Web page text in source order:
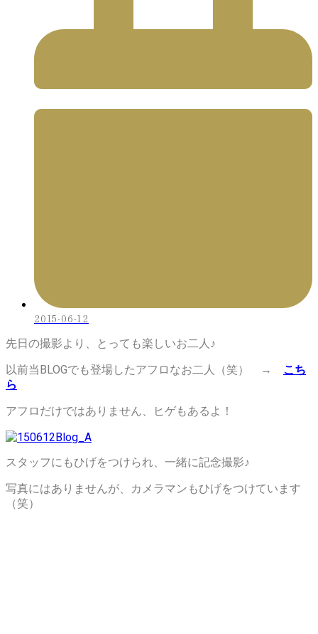
2015-06-12
先日の撮影より、とっても楽しいお二人♪
以前当BLOGでも登場したアフロなお二人（笑） → こち
ら
アフロだけではありません、ヒゲもあるよ！
スタッフにもひげをつけられ、一緒に記念撮影♪
写真にはありませんが、カメラマンもひげをつけています
（笑）